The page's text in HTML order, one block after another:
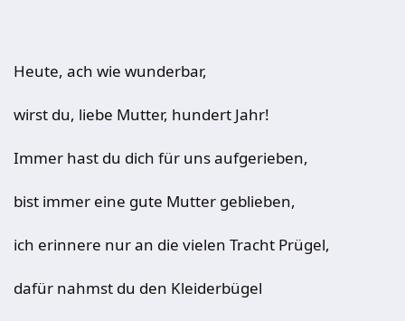
Heute, ach wie wunderbar,
wirst du, liebe Mutter, hundert Jahr!
Immer hast du dich für uns aufgerieben,
bist immer eine gute Mutter geblieben,
ich erinnere nur an die vielen Tracht Prügel,
dafür nahmst du den Kleiderbügel